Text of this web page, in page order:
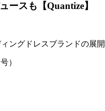
ースも【Quantize】
ングドレスブランドの展
）